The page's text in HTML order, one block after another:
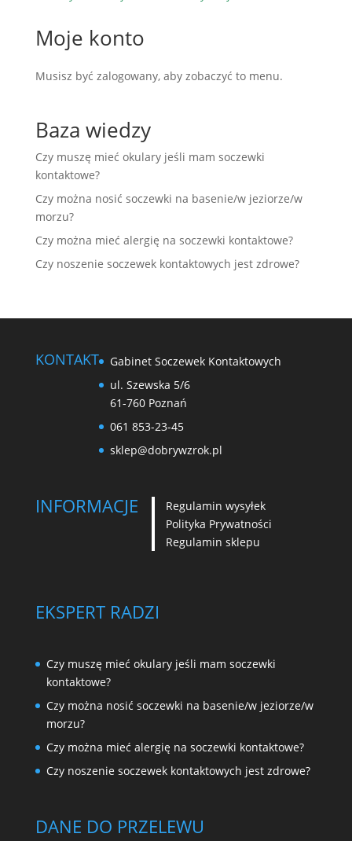
Moje konto
Musisz być zalogowany, aby zobaczyć to menu.
Baza wiedzy
Czy muszę mieć okulary jeśli mam soczewki
kontaktowe?
Czy można nosić soczewki na basenie/w jeziorze/w
morzu?
Czy można mieć alergię na soczewki kontaktowe?
Czy noszenie soczewek kontaktowych jest zdrowe?
KONTAKT
Gabinet Soczewek Kontaktowych
ul. Szewska 5/6
61-760 Poznań
061 853-23-45
sklep@dobrywzrok.pl
INFORMACJE
Regulamin wysyłek
Polityka Prywatności
Regulamin sklepu
EKSPERT RADZI
Czy muszę mieć okulary jeśli mam soczewki
kontaktowe?
Czy można nosić soczewki na basenie/w jeziorze/w
morzu?
Czy można mieć alergię na soczewki kontaktowe?
Czy noszenie soczewek kontaktowych jest zdrowe?
DANE DO PRZELEWU